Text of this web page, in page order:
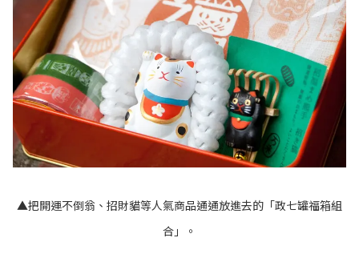
▲把開運不倒翁、招財貓等人氣商品通通放進去的「政七罐福箱組
合」。